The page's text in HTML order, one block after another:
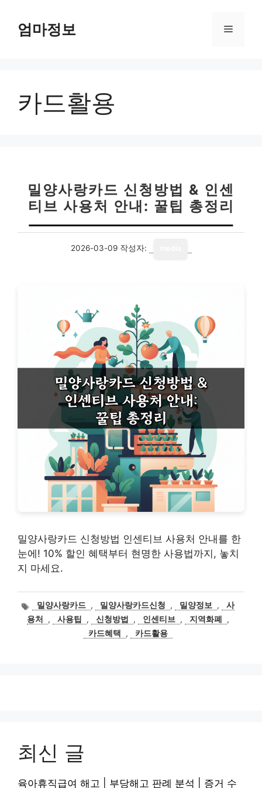
엄마정보 메
카드활용
밀양사랑카드 신청방법 & 인센
티브 사용처 안내: 꿀팁 총정리
2026-03-09 작성자:
밀양사랑카드 신청방법 인센티브 사용처 안내를 한
눈에! 10% 할인 혜택부터 현명한 사용법까지, 놓치
지 마세요.
태
그
밀양사랑카드 , 밀양사랑카드신청 , 밀양정보 ,
사
용처
, 사용팁 , 신청방법 , 인센티브 , 지역화폐
,
카드혜택
, 카드활용
최신 글
육아휴직급여 해고 | 부당해고 판례 분석 | 증거 수